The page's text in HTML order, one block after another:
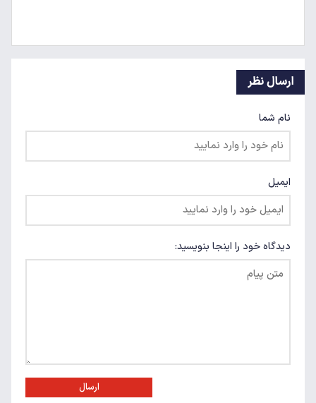
ارسال نظر
نام شما
ایمیل
دیدگاه خود را اینجا بنویسید:
ارسال